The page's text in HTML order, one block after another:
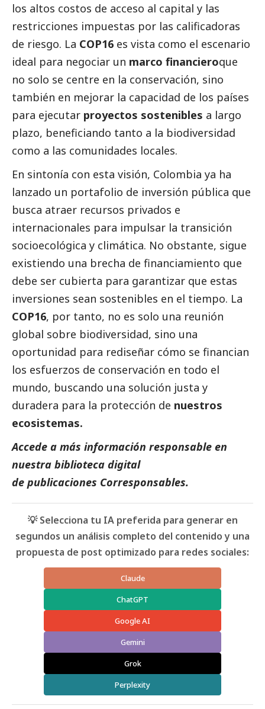
los altos costos de acceso al capital y las
restricciones impuestas por las calificadoras
de riesgo. La COP16 es vista como el escenario
ideal para negociar un marco financieroque
no solo se centre en la conservación, sino
también en mejorar la capacidad de los países
para ejecutar proyectos sostenibles a largo
plazo, beneficiando tanto a la biodiversidad
como a las comunidades locales.
En sintonía con esta visión, Colombia ya ha
lanzado un portafolio de inversión pública que
busca atraer recursos privados e
internacionales para impulsar la transición
socioecológica y climática. No obstante, sigue
existiendo una brecha de financiamiento que
debe ser cubierta para garantizar que estas
inversiones sean sostenibles en el tiempo. La
COP16, por tanto, no es solo una reunión
global sobre biodiversidad, sino una
oportunidad para rediseñar cómo se financian
los esfuerzos de conservación en todo el
mundo, buscando una solución justa y
duradera para la protección de nuestros
ecosistemas.
Accede a más información responsable en
nuestra biblioteca digital
de publicaciones Corresponsables.
💡 Selecciona tu IA preferida para generar en
segundos un análisis completo del contenido y una
propuesta de post optimizado para redes sociales:
Claude
ChatGPT
Google AI
Gemini
Grok
Perplexity